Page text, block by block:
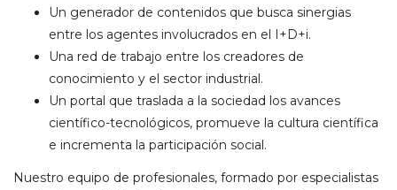
Un generador de contenidos que busca sinergias
entre los agentes involucrados en el I+D+i.
Una red de trabajo entre los creadores de
conocimiento y el sector industrial.
Un portal que traslada a la sociedad los avances
científico-tecnológicos, promueve la cultura científica
e incrementa la participación social.
Nuestro equipo de profesionales, formado por especialistas